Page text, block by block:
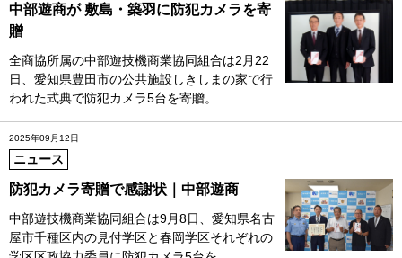
中部遊商が 敷島・築羽に防犯カメラを寄
贈
全商協所属の中部遊技機商業協同組合は2月22
日、愛知県豊田市の公共施設しきしまの家で行
われた式典で防犯カメラ5台を寄贈。…
2025年09月12日
ニュース
防犯カメラ寄贈で感謝状｜中部遊商
中部遊技機商業協同組合は9月8日、愛知県名古
屋市千種区内の見付学区と春岡学区それぞれの